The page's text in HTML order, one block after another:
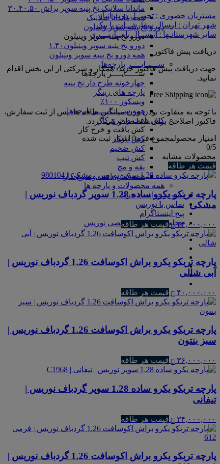
ماندانا سلانیک نخ پنبه سوپر براش ۳۰.۴۰.۵۰
همه ماندانا سلانیک
دورو نخ پنبه سوپر وینیلون
دورو نخ پنبه سوپر وینیلون
دورو نخ پنبه سوپر وینیلون۱.۴۰
همه دورو نخ پنبه سوپر وینیلون
ســـــایــــر پارچه‌ها
ســـــایــــر پارچه‌ها
چهارخونه طرح دار نخ پنبه
پارچه های رینگر
ویسکوز ۱۰۰٪
همه ســـــایــــر پارچه‌ها
کش بافت و خرج کار
کش بافت و خرج کار
کش نازک
کش ضخیم
کش تیپ
یقه و مچ
همه کش بافت و خرج کار
همه محصولات و پارچه ها
ثبت درخواست خرید
تماس با نوریس
پیج اینستاگرام
مجله و مطالب تخصصی نوریس
مشتریان حضوری : تحویــل درب انبار
شهر تهران : ارسال سفارشــات با پیک
سایر شهرستانـها : ارســال با بــاربـــری
دریافت پیش فاکتور
جهت دریافت پیش فاکتور خرید، همکار و شرکتی از این بخش اقدام
نمایید.
با توجه به متفاوت بودن وزن میانگین طاقه ها، پس از ثبت سفارش،
فاکتور اصلاحی برای شما صادر می گردد.
امتیاز محصولمجموع فرم0امتیاز ثبت شده
0/5
محصولات مشابه
قیمت هر طاقه
پارچه تریکو یکرو ساده 1.28 سوپر گردباف نوریس |
مشکی
۳۴,۰۰۰,۰۰۰ قیمت هر طاقه
پارچه تریکو یکرو براش اکوسافت 1.26 گردباف نوریس |
آبی شالی
۴۰,۰۰۰,۰۰۰ قیمت هر طاقه
پارچه تریکو یکرو براش اکوسافت 1.26 گردباف نوریس |
سبز بنتون
۳۶,۰۰۰,۰۰۰ قیمت هر طاقه
پارچه تریکو یکرو ساده 1.28 سوپر گردباف نوریس |
تیفانی
۳۴,۰۰۰,۰۰۰ قیمت هر طاقه
پارچه تریکو یکرو براش اکوسافت 1.26 گردباف نوریس |